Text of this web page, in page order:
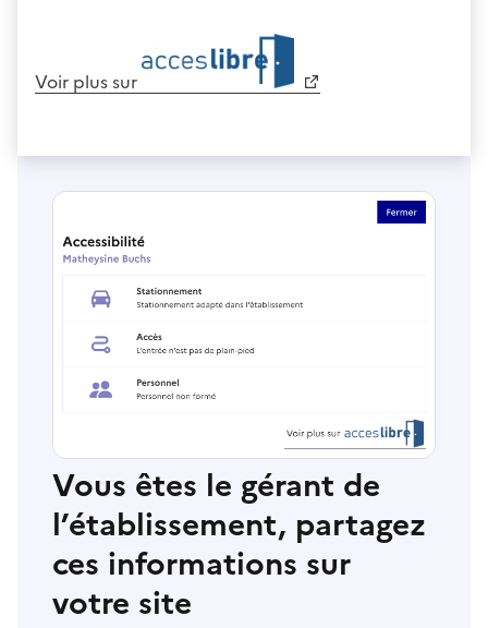
Voir plus sur
Vous êtes le gérant de
l’établissement, partagez
ces informations sur
votre site